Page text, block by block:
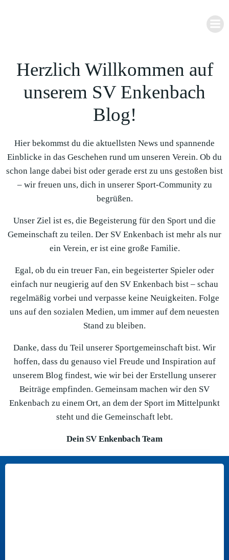
Herzlich Willkommen auf
unserem SV Enkenbach
Blog!
Hier bekommst du die aktuellsten News und spannende
Einblicke in das Geschehen rund um unseren Verein. Ob du
schon lange dabei bist oder gerade erst zu uns gestoßen bist
– wir freuen uns, dich in unserer Sport-Community zu
begrüßen.
Unser Ziel ist es, die Begeisterung für den Sport und die
Gemeinschaft zu teilen. Der SV Enkenbach ist mehr als nur
ein Verein, er ist eine große Familie.
Egal, ob du ein treuer Fan, ein begeisterter Spieler oder
einfach nur neugierig auf den SV Enkenbach bist – schau
regelmäßig vorbei und verpasse keine Neuigkeiten. Folge
uns auf den sozialen Medien, um immer auf dem neuesten
Stand zu bleiben.
Danke, dass du Teil unserer Sportgemeinschaft bist. Wir
hoffen, dass du genauso viel Freude und Inspiration auf
unserem Blog findest, wie wir bei der Erstellung unserer
Beiträge empfinden. Gemeinsam machen wir den SV
Enkenbach zu einem Ort, an dem der Sport im Mittelpunkt
steht und die Gemeinschaft lebt.
Dein SV Enkenbach Team